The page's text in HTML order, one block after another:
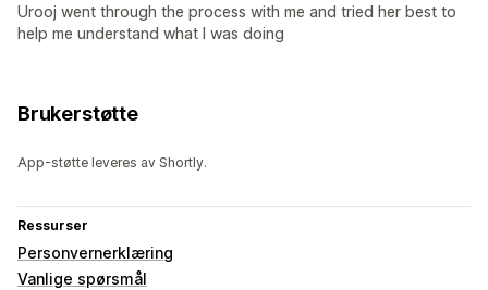
Urooj went through the process with me and tried her best to
help me understand what I was doing
Brukerstøtte
App-støtte leveres av Shortly.
Ressurser
Personvernerklæring
Vanlige spørsmål